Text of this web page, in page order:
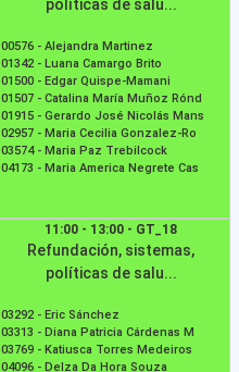
políticas de salu...
00576 - Alejandra Martinez
01342 - Luana Camargo Brito
01500 - Edgar Quispe-Mamani
01507 - Catalina María Muñoz Rónd
01915 - Gerardo José Nicolás Mans
02957 - Maria Cecilia Gonzalez-Ro
03574 - Maria Paz Trebilcock
04173 - Maria America Negrete Cas
11:00 - 13:00 - GT_18
Refundación, sistemas,
políticas de salu...
03292 - Eric Sánchez
03313 - Diana Patricia Cárdenas M
03769 - Katiusca Torres Medeiros
04096 - Delza Da Hora Souza